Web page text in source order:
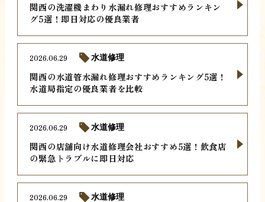
関西の洗濯機まわり水漏れ修理おすすめランキン
グ5選！即日対応の優良業者
関西の水道管水漏れ修理おすすめランキング5選！
水道局指定の優良業者を比較
2026.06.29 水道修理
関西の店舗向け水道修理会社おすすめ5選！飲食店
の緊急トラブルに即日対応
2026.06.29 水道修理
2026.06.29 水道修理